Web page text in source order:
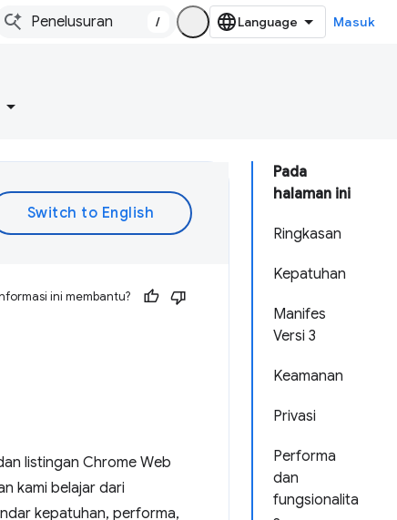
/ Masuk
Pada
halaman ini
Ringkasan
Kepatuhan
Manifes
Versi 3
Keamanan
Privasi
Performa
dan
fungsionalita
ini membantu?
listingan Chrome Web
kami belajar dari
kepatuhan, performa,